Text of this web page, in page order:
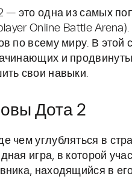
— это одна из самых
Online Battle
по всему миру. В
и
свои навыки.
Дота 2
чем углубляться в
игра, в которой
находящийся в